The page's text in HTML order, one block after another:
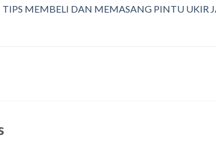
TIPS MEMBELI DAN MEMASANG PINTU UKIR